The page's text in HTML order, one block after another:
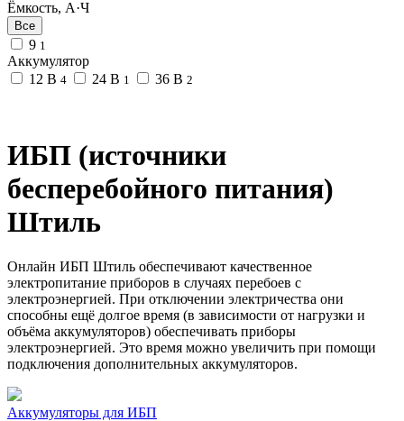
Ёмкость, А·Ч
Все
9 1
Аккумулятор
12 В 4 24 В 1 36 В 2
ИБП (источники
бесперебойного питания)
Штиль
Онлайн ИБП Штиль обеспечивают качественное
электропитание приборов в случаях перебоев с
электроэнергией. При отключении электричества они
способны ещё долгое время (в зависимости от нагрузки и
объёма аккумуляторов) обеспечивать приборы
электроэнергией. Это время можно увеличить при помощи
подключения дополнительных аккумуляторов.
Аккумуляторы для ИБП